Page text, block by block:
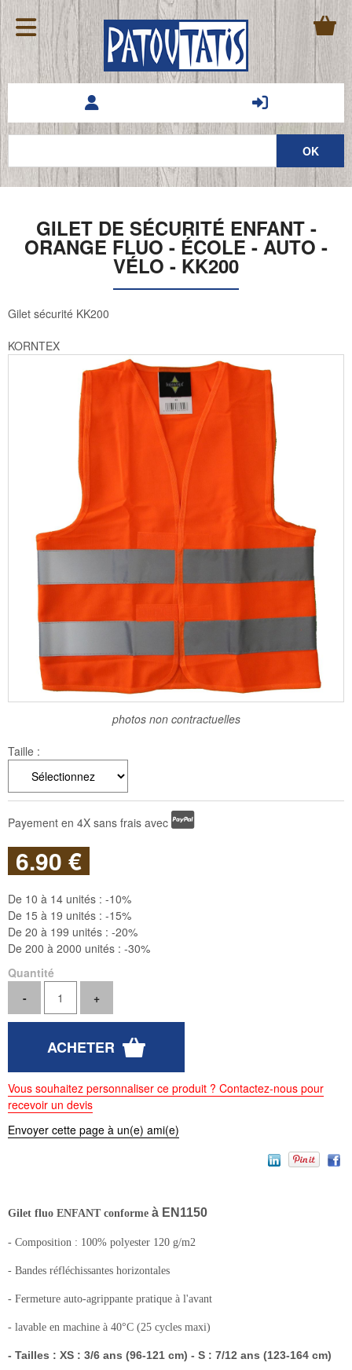
GILET DE SÉCURITÉ ENFANT -
ORANGE FLUO - ÉCOLE - AUTO -
VÉLO - KK200
Gilet sécurité KK200
KORNTEX
photos non contractuelles
Taille :
Payement en 4X sans frais avec
6.90 €
De 10 à 14 unités : -10%
De 15 à 19 unités : -15%
De 20 à 199 unités : -20%
De 200 à 2000 unités : -30%
Quantité
Vous souhaitez personnaliser ce produit ? Contactez-nous pour
recevoir un devis
Envoyer cette page à un(e) ami(e)
Gilet fluo ENFANT conforme à EN1150
- Composition : 100% polyester 120 g/m2
- Bandes réfléchissantes horizontales
- Fermeture auto-agrippante pratique à l'avant
- lavable en machine à 40°C (25 cycles maxi)
- Tailles : XS : 3/6 ans (96-121 cm) - S : 7/12 ans (123-164 cm)